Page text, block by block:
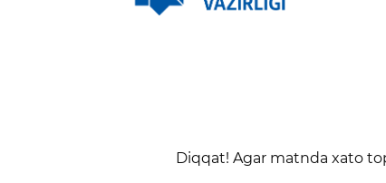
Diqqat! Agar matnda xato